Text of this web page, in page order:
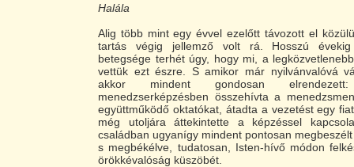
Halála
Alig több mint egy évvel ezelőtt távozott el
tartás végig jellemző volt rá. Hosszú
betegsége terhét úgy, hogy mi, a
vettük ezt észre. S amikor már nyilvánvalóvá
akkor mindent gondosan
menedzserképzésben összehívta a
együttműködő oktatókat, átadta a vezetést egy
még utoljára áttekintette a képzéssel
családban ugyanígy mindent pontosan
s megbékélve, tudatosan, Isten-hívő módon
örökkévalóság küszöbét.